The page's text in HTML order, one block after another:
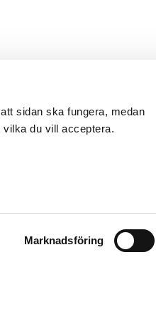
sidan ska fungera, medan
du vill acceptera.
Marknadsföring